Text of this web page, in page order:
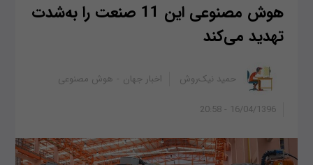
هوش مصنوعی این 11 صنعت را به‌شدت
تهدید می‌کند
16/04/1396 - 20:58
حمید نیک‌روش اخبار جهان هوش مصنوعی